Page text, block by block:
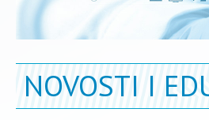
NOVOSTI I